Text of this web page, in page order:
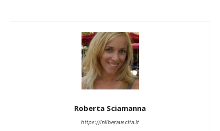
Roberta Sciamanna
https://inliberauscita.it